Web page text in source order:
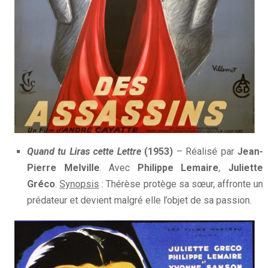
Quand tu Liras cette Lettre(1953) – Réalisé par Jean-
Pierre Melville. Avec Philippe Lemaire, Juliette
Gréco.Synopsis : Thérèse protège sa sœur, affronte un
prédateur et devient malgré elle l’objet de sa passion.